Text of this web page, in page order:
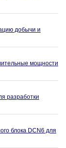
добычи и
мощности
разработки
блока DCN6 для